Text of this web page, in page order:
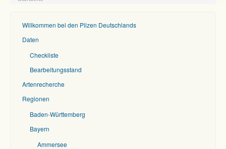
Willkommen bei den Pilzen Deutschlands
Daten
Checkliste
Bearbeitungsstand
Artenrecherche
Regionen
Baden-Württemberg
Bayern
Ammersee